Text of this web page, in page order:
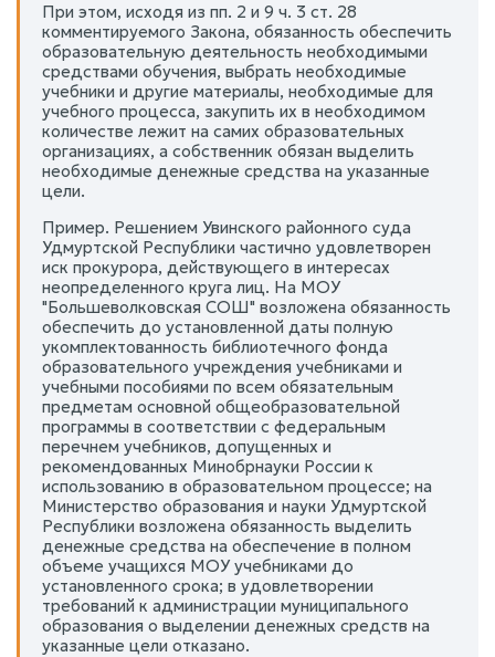
При этом, исходя из пп. 2 и 9 ч. 3 ст. 28
комментируемого Закона, обязанность обеспечить
образовательную деятельность необходимыми
средствами обучения, выбрать необходимые
учебники и другие материалы, необходимые для
учебного процесса, закупить их в необходимом
количестве лежит на самих образовательных
организациях, а собственник обязан выделить
необходимые денежные средства на указанные
цели.
Пример. Решением Увинского районного суда
Удмуртской Республики частично удовлетворен
иск прокурора, действующего в интересах
неопределенного круга лиц. На МОУ
"Большеволковская СОШ" возложена обязанность
обеспечить до установленной даты полную
укомплектованность библиотечного фонда
образовательного учреждения учебниками и
учебными пособиями по всем обязательным
предметам основной общеобразовательной
программы в соответствии с федеральным
перечнем учебников, допущенных и
рекомендованных Минобрнауки России к
использованию в образовательном процессе; на
Министерство образования и науки Удмуртской
Республики возложена обязанность выделить
денежные средства на обеспечение в полном
объеме учащихся МОУ учебниками до
установленного срока; в удовлетворении
требований к администрации муниципального
образования о выделении денежных средств на
указанные цели отказано.